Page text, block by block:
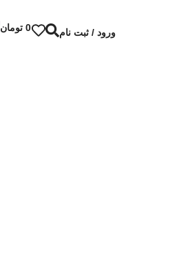
ورود / ثبت نام 0 تومان